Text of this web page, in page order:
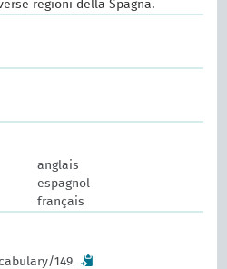
regioni della Spagna.
anglais
espagnol
français
149